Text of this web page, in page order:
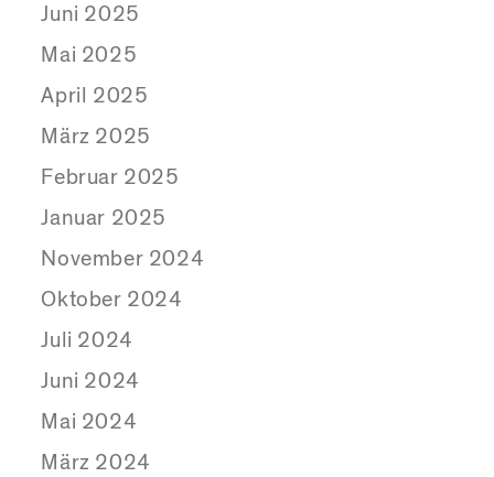
Juni 2025
Mai 2025
April 2025
März 2025
Februar 2025
Januar 2025
November 2024
Oktober 2024
Juli 2024
Juni 2024
Mai 2024
März 2024